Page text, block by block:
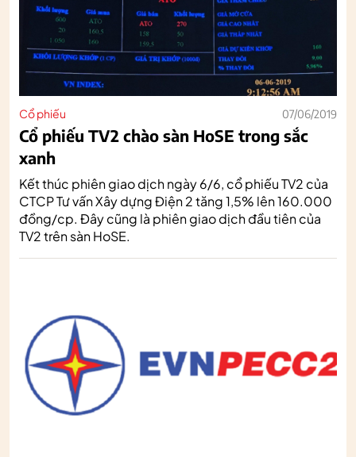
Cổ phiếu 07/06/2019
Cổ phiếu TV2 chào sàn HoSE trong sắc
xanh
Kết thúc phiên giao dịch ngày 6/6, cổ phiếu TV2 của
CTCP Tư vấn Xây dựng Điện 2 tăng 1,5% lên 160.000
đồng/cp. Đây cũng là phiên giao dịch đầu tiên của
TV2 trên sàn HoSE.